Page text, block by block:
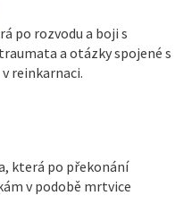
po rozvodu a boji s
a otázky spojené s
reinkarnaci.
která po překonání
v podobě mrtvice